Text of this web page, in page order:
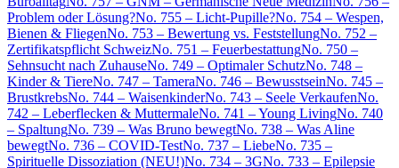
Problem oder Lösung?No. 755 – Licht-Pupille?No. 754 – Wespen,
Bienen & FliegenNo. 753 – Bewertung vs. FeststellungNo. 752 –
Zertifikatspflicht SchweizNo. 751 – FeuerbestattungNo. 750 –
Sehnsucht nach ZuhauseNo. 749 – Optimaler SchutzNo. 748 –
Kinder & TiereNo. 747 – TameraNo. 746 – BewusstseinNo. 745 –
BrustkrebsNo. 744 – WaisenkinderNo. 743 – Seele VerkaufenNo.
742 – Leberflecken & MuttermaleNo. 741 – Young LivingNo. 740
– SpaltungNo. 739 – Was Bruno bewegtNo. 738 – Was Aline
bewegtNo. 736 – COVID-TestNo. 737 – LiebeNo. 735 –
Spirituelle Dissoziation (NEU!)No. 734 – 3GNo. 733 – Epilepsie